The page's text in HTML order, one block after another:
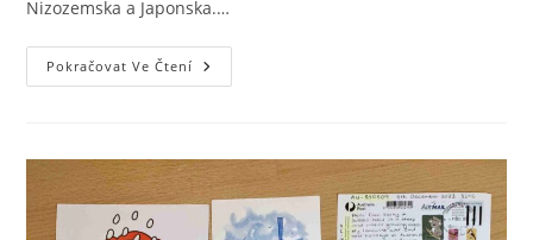
Nizozemska a Japonska.…
Pokračovat Ve Čtení